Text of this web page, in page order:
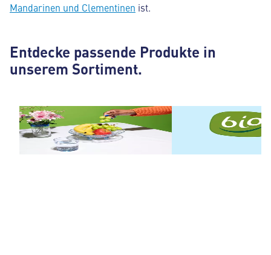
Mandarinen und Clementinen ist.
Entdecke passende Produkte in
unserem Sortiment.